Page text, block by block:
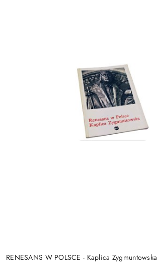
RENESANS W POLSCE - Kaplica Zygmuntowska